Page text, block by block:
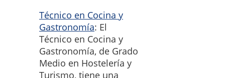
Técnico en Cocina y
Gastronomía: El
Técnico en Cocina y
Gastronomía, de Grado
Medio en Hostelería y
Turismo, tiene una